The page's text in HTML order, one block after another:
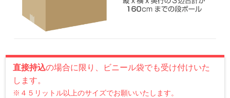
直接持込の場合に限り、ビニール袋でも受け付けいた
します。
※４５リットル以上のサイズでお願いいたします。